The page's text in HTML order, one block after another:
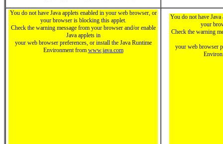
You do not have Java applets enabled in your web browser, or
your browser is blocking this applet.
Check the warning message from your browser and/or enable
Java applets in
your web browser preferences, or install the Java Runtime
Environment from www.java.com
You do not have
your
Check the warning
your web browser